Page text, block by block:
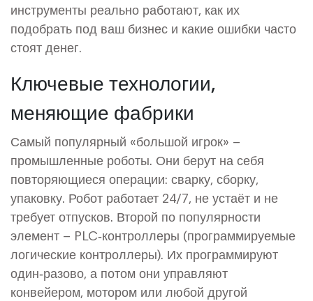
инструменты реально работают, как их
подобрать под ваш бизнес и какие ошибки часто
стоят денег.
Ключевые технологии,
меняющие фабрики
Самый популярный «большой игрок» –
промышленные роботы. Они берут на себя
повторяющиеся операции: сварку, сборку,
упаковку. Робот работает 24/7, не устаёт и не
требует отпусков. Второй по популярности
элемент – PLC‑контроллеры (программируемые
логические контроллеры). Их программируют
один‑разово, а потом они управляют
конвейером, мотором или любой другой